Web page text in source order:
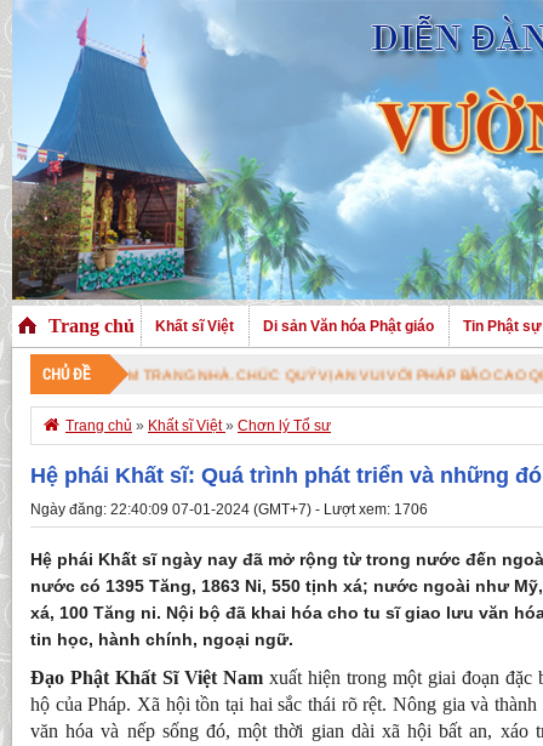
Trang chủ Khất sĩ Việt Di sản Văn hóa Phật giáo Tin Phật sự
CHỦ ĐỀ
THĂM TRANG NHÀ. CHÚC QUÝ VỊ AN VUI VỚI PHÁP BẢO CAO QUÝ !
 Trang chủ » Khất sĩ Việt» Chơn lý Tổ sư
Hệ phái Khất sĩ: Quá trình phát triển và những
Ngày đăng: 22:40:09 07-01-2024 (GMT+7) - Lượt xem: 1706
Hệ phái Khất sĩ ngày nay đã mở rộng từ trong nước đến
nước có 1395 Tăng, 1863 Ni, 550 tịnh xá; nước ngoài như
xá, 100 Tăng ni. Nội bộ đã khai hóa cho tu sĩ giao lưu văn
tin học, hành chính, ngoại ngữ.
Đạo Phật Khất Sĩ Việt Nam xuất hiện trong một giai đoạn đặc
hộ của Pháp. Xã hội tồn tại hai sắc thái rõ rệt. Nông gia và
văn hóa và nếp sống đó, một thời gian dài xã hội bất an, xáo